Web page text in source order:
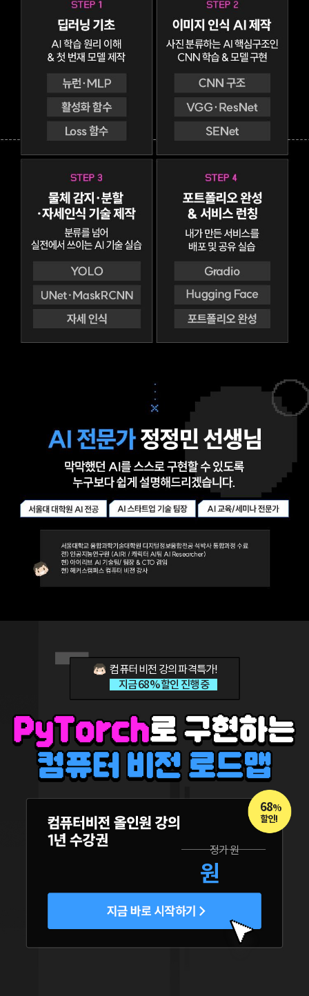
68%
할인!
정가원
원
컴퓨터 비전 강의 파격특가!
지금 68% 할인 진행 중